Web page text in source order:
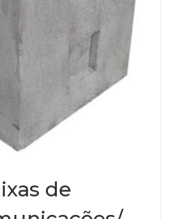
de